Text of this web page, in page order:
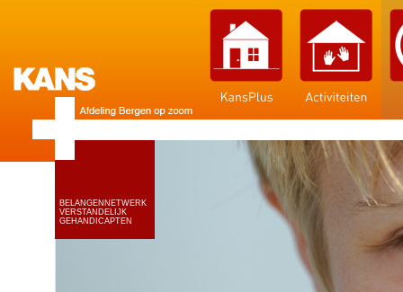
BELANGENNETWERK
VERSTANDELIJK
GEHANDICAPTEN